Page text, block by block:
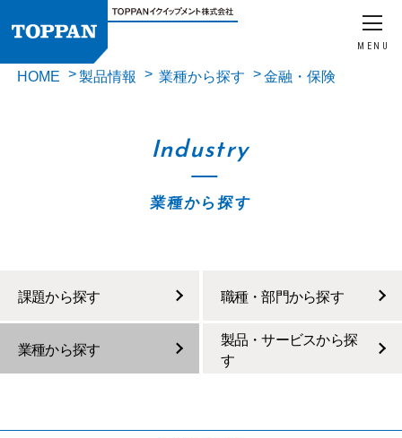
MENU
HOME 製品情報 業種から探す 金融・保険
Industry
業種から探す
課題から探す 職種・部門から探す
業種から探す
製品・サービスから探
す